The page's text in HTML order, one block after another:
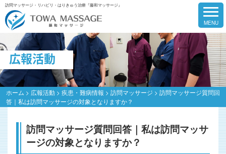
訪問マッサージ・リハビリ・はりきゅう治療『藤和マッサージ』
広報活動
ホーム > 広報活動> 疾患・難病情報 > 訪問マッサージ > 訪問マッサージ質問回
答｜私は訪問マッサージの対象となりますか？
訪問マッサージ質問回答｜私は訪問マッサ
ージの対象となりますか？